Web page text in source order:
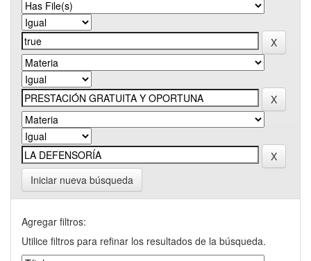
Iniciar nueva búsqueda
Agregar filtros:
Utilice filtros para refinar los resultados de la búsqueda.